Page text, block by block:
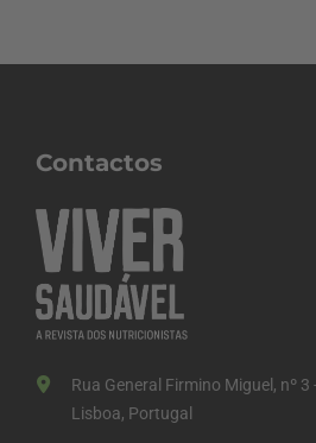
Contactos
Rua General Firmino Miguel, nº
Lisboa, Portugal